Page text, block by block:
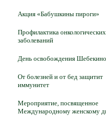
Акция «Бабушкины пироги»
Профилактика онкологических
заболеваний
День освобождения Шебекино
От болезней и от бед защитит
иммунитет
Мероприятие, посвященное
Международному женскому